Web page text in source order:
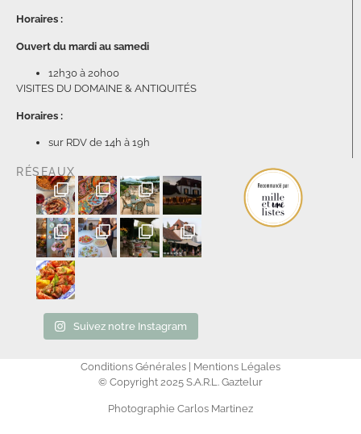
Horaires :
Ouvert du mardi au samedi
12h30 à 20h00
VISITES DU DOMAINE & ANTIQUITÉS
Horaires :
sur RDV de 14h à 19h
RÉSEAUX
Suivez notre Instagram
Conditions Générales | Mentions Légales
© Copyright 2025 S.A.R.L. Gaztelur
Photographie Carlos Martinez